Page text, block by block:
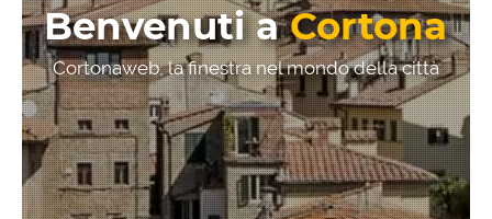
Benvenuti aCortona
Cortonaweb, la finestra nel mondo della città